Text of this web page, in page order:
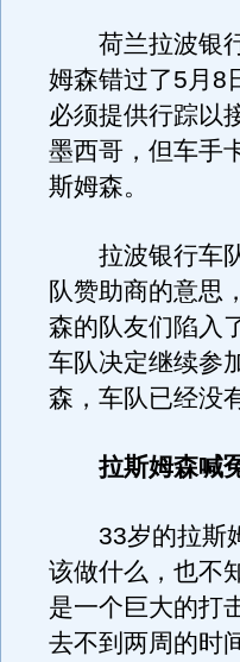
荷兰拉波银行
姆森错过了5月8
必须提供行踪以
墨西哥，但车手
斯姆森。
拉波银行车队
队赞助商的意思
森的队友们陷入
车队决定继续参
森，车队已经没
拉斯姆森喊
33岁的拉斯姆
该做什么，也不
是一个巨大的打
去不到两周的时